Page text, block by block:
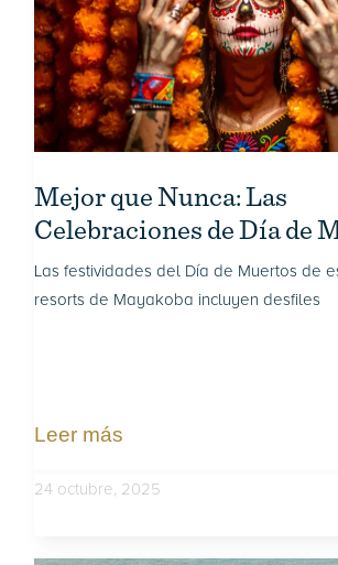
Mejor que Nunca: Las
Celebraciones de Día de
Regresan a Mayakoba,
Las festividades del Día de Muertos de
resorts de Mayakoba incluyen desfiles
Leer más
24 octubre, 2025